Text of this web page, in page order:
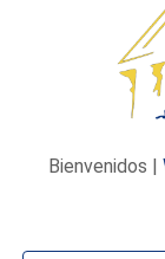
Bienvenidos |